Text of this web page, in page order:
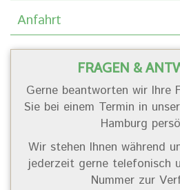
Anfahrt
FRAGEN &
Gerne beantworten wir Ihre
Sie bei einem Termin in
Hamburg
Wir stehen Ihnen während
jederzeit gerne telefonisch
Nummer zur